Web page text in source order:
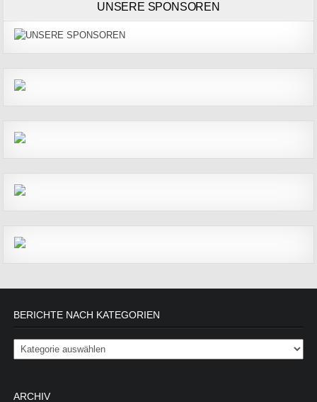
UNSERE SPONSOREN
BERICHTE NACH KATEGORIEN
Berichte nach Kategorien
ARCHIV